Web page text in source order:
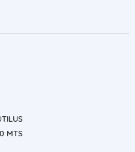
MTS